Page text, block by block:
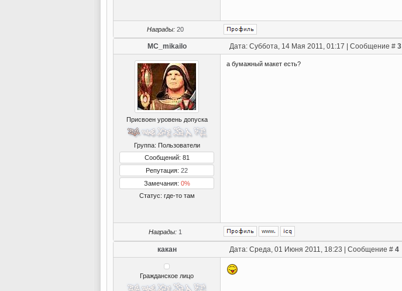
Награды: 20
MC_mikailo Дата: Суббота, 14 Мая 2011, 01:17 | Сообщение # 3
Присвоен уровень допуска
Группа: Пользователи
Сообщений: 81
Репутация: 22
Замечания: 0%
Статус: где-то там
а бумажный макет есть?
Награды: 1
какан Дата: Среда, 01 Июня 2011, 18:23 | Сообщение # 4
Гражданское лицо